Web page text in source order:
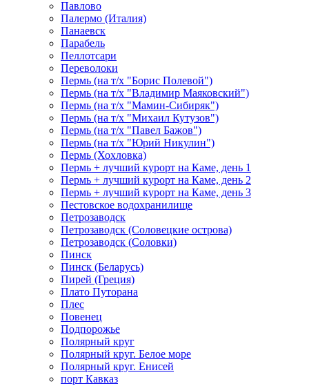
Павлово
Палермо (Италия)
Панаевск
Парабель
Пеллотсари
Переволоки
Пермь (на т/х "Борис Полевой")
Пермь (на т/х "Владимир Маяковский")
Пермь (на т/х "Мамин-Сибиряк")
Пермь (на т/х "Михаил Кутузов")
Пермь (на т/х "Павел Бажов")
Пермь (на т/х "Юрий Никулин")
Пермь (Хохловка)
Пермь + лучший курорт на Каме, день 1
Пермь + лучший курорт на Каме, день 2
Пермь + лучший курорт на Каме, день 3
Пестовское водохранилище
Петрозаводск
Петрозаводск (Соловецкие острова)
Петрозаводск (Соловки)
Пинск
Пинск (Беларусь)
Пирей (Греция)
Плато Путорана
Плес
Повенец
Подпорожье
Полярный круг
Полярный круг. Белое море
Полярный круг. Енисей
порт Кавказ